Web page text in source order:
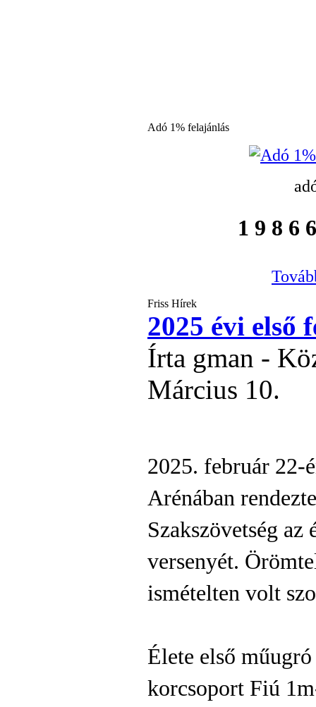
Adó 1% felajánlás
1 9 8 6
Friss Hírek
2025 évi első
Írta gman -
Március 10.
2025. február 22-
Arénában
Szakszövetség az
versenyét.
ismételten volt
Élete első
korcsoport Fiú